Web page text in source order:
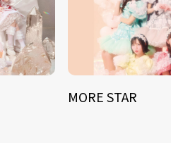
MORE STAR